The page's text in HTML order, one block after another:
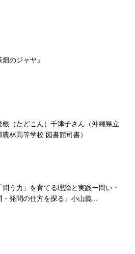
畑のジャヤ』
根（たどこん）千津子さん（沖縄県立
農林高等学校 図書館司書）
問う力」を育てる理論と実践ー問い・
・発問の仕方を探る』小山義...